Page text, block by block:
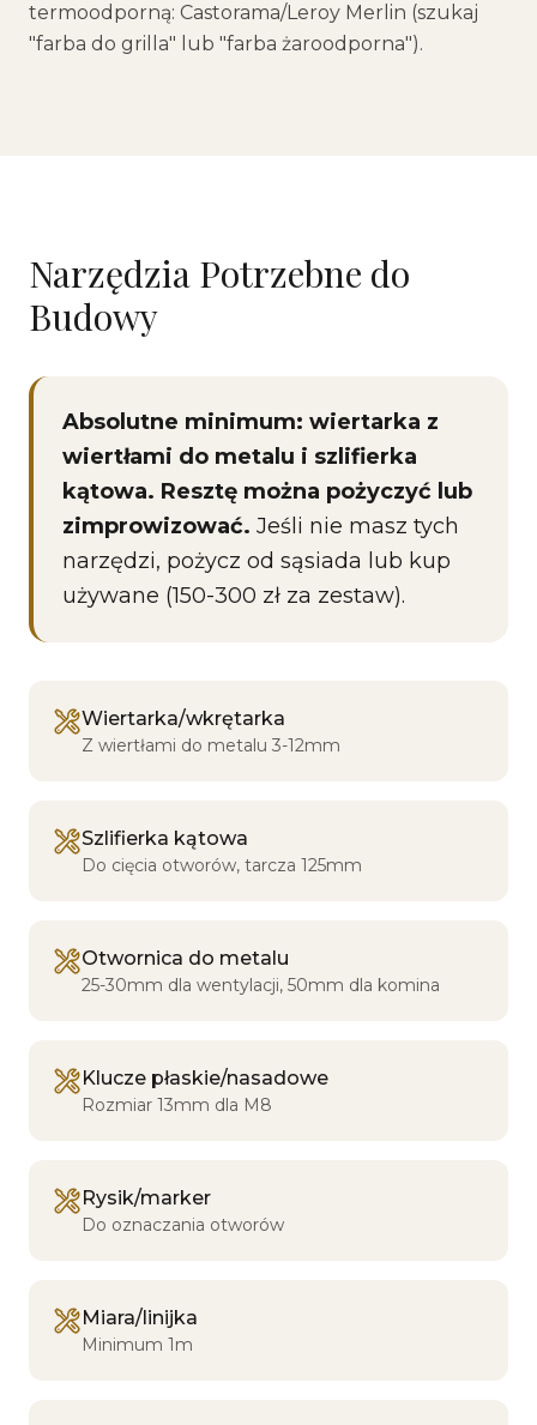
termoodporną: Castorama/Leroy Merlin (szukaj
"farba do grilla" lub "farba żaroodporna").
Narzędzia Potrzebne do
Budowy
Absolutne minimum: wiertarka z
wiertłami do metalu i szlifierka
kątowa. Resztę można pożyczyć lub
zimprowizować. Jeśli nie masz tych
narzędzi, pożycz od sąsiada lub kup
używane (150-300 zł za zestaw).
Wiertarka/wkrętarka
Z wiertłami do metalu 3-12mm
Szlifierka kątowa
Do cięcia otworów, tarcza 125mm
Otwornica do metalu
25-30mm dla wentylacji, 50mm dla komina
Klucze płaskie/nasadowe
Rozmiar 13mm dla M8
Rysik/marker
Do oznaczania otworów
Miara/linijka
Minimum 1m